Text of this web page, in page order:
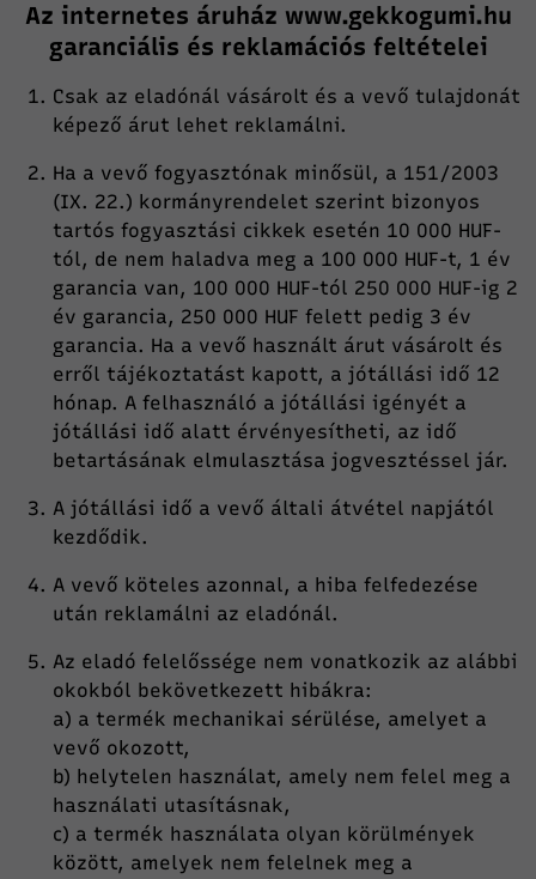
Az internetes áruház www.gekkogumi.hu
garanciális és reklamációs feltételei
Csak az eladónál vásárolt és a vevő tulajdonát
képező árut lehet reklamálni.
Ha a vevő fogyasztónak minősül, a 151/2003
(IX. 22.) kormányrendelet szerint bizonyos
tartós fogyasztási cikkek esetén 10 000 HUF-
tól, de nem haladva meg a 100 000 HUF-t, 1 év
garancia van, 100 000 HUF-tól 250 000 HUF-ig 2
év garancia, 250 000 HUF felett pedig 3 év
garancia. Ha a vevő használt árut vásárolt és
erről tájékoztatást kapott, a jótállási idő 12
hónap. A felhasználó a jótállási igényét a
jótállási idő alatt érvényesítheti, az idő
betartásának elmulasztása jogvesztéssel jár.
A jótállási idő a vevő általi átvétel napjától
kezdődik.
A vevő köteles azonnal, a hiba felfedezése
után reklamálni az eladónál.
Az eladó felelőssége nem vonatkozik az alábbi
okokból bekövetkezett hibákra:
a) a termék mechanikai sérülése, amelyet a
vevő okozott,
b) helytelen használat, amely nem felel meg a
használati utasításnak,
c) a termék használata olyan körülmények
között, amelyek nem felelnek meg a